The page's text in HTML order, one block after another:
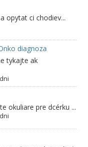
opytat ci chodiev...
diagnoza
tykajte ak
okuliare pre dcérku ...